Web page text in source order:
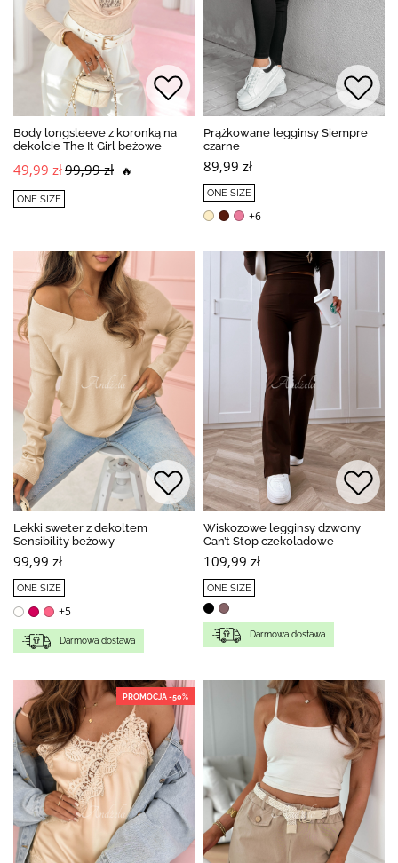
Body longsleeve z koronką na
dekolcie The It Girl beżowe
49,99 zł99,99 zł 🔥
ONE SIZE
Prążkowane legginsy Siempre
czarne
89,99 zł
ONE SIZE
+6
Lekki sweter z dekoltem
Sensibility beżowy
99,99 zł
ONE SIZE
+5
Darmowa dostawa
Wiskozowe legginsy dzwony
Can’t Stop czekoladowe
109,99 zł
ONE SIZE
Darmowa dostawa
PROMOCJA -50%